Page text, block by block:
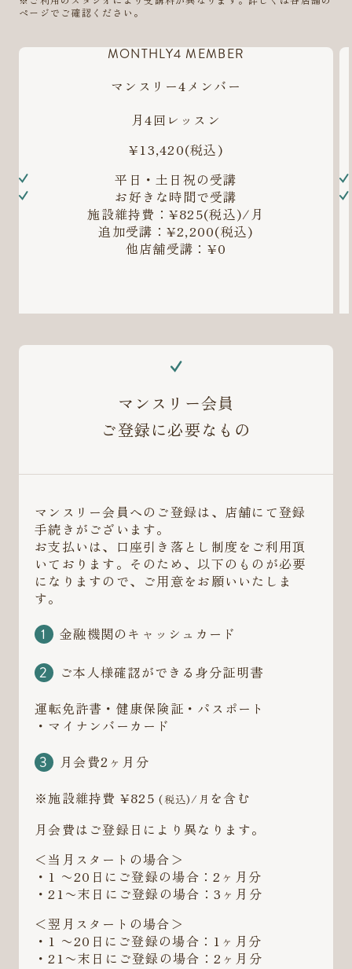
ページでご確認ください。
MONTHLY4 MEMBER
マンスリー4メンバー
月4回レッスン
¥13,420(税込)
平日・土日祝の受講
お好きな時間で受講
施設維持費：¥825(税込)/月
追加受講：¥2,200(税込)
他店舗受講：¥0
マンスリー会員
ご登録に必要なもの
マンスリー会員へのご登録は、店舗にて登録
手続きがございます。
お支払いは、口座引き落とし制度をご利用頂
いております。そのため、以下のものが必要
になりますので、ご用意をお願いいたしま
す。
金融機関のキャッシュカード
ご本人様確認ができる身分証明書
運転免許書・健康保険証・パスポート
・マイナンバーカード
月会費2ヶ月分
※施設維持費 ¥825 (税込)/月 を含む
月会費はご登録日により異なります。
＜当月スタートの場合＞
・1 〜20日にご登録の場合：2ヶ月分
・21〜末日にご登録の場合：3ヶ月分
＜翌月スタートの場合＞
・1 〜20日にご登録の場合：1ヶ月分
・21〜末日にご登録の場合：2ヶ月分